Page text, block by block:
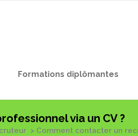
Formations diplômantes
via un CV ?
> Comment contacter un